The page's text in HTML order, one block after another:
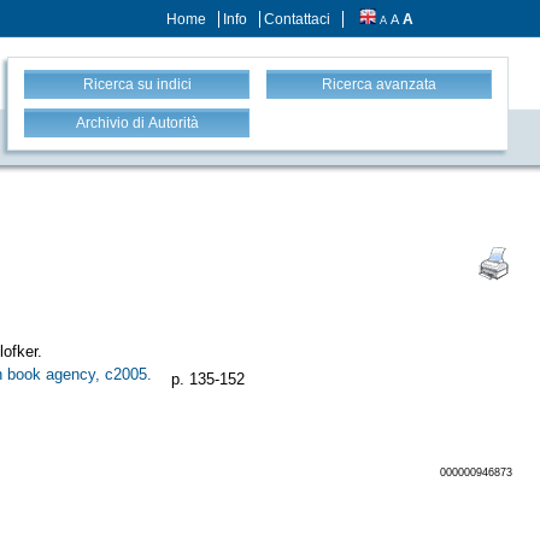
Home Info Contattaci A A A
Ricerca su indici Ricerca avanzata
Archivio di Autorità